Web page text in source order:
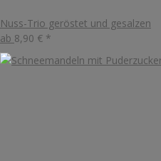
Nuss-Trio geröstet und gesalzen
ab 8,90 € *